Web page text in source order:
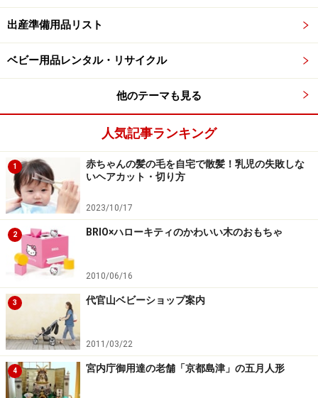
い。
1 /4
出産準備用品リスト
ベビー用品レンタル・リサイクル
他のテーマも見る
人気記事ランキング
1
赤ちゃんの髪の毛を自宅で散髪！乳児の失敗しな
いヘアカット・切り方
2023/10/17
2 BRIO×ハローキティのかわいい木のおもちゃ
2010/06/16
3 代官山ベビーショップ案内
2011/03/22
4 宮内庁御用達の老舗「京都島津」の五月人形